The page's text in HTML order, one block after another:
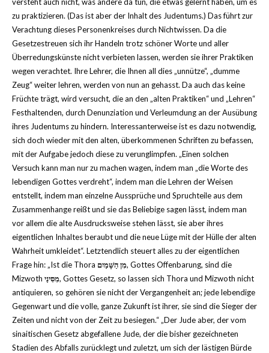
zu praktizieren. (Das ist aber der Inhalt des Judentums.) Das führt zur
Verachtung dieses Personenkreises durch Nichtwissen. Da die
Gesetzestreuen sich ihr Handeln trotz schöner Worte und aller
Überredungskünste nicht verbieten lassen, werden sie ihrer Praktiken
wegen verachtet. Ihre Lehrer, die Ihnen all dies „unnütze“, „dumme
Zeug“ weiter lehren, werden von nun an gehasst. Da auch das keine
Früchte trägt, wird versucht, die an den „alten Praktiken“ und „Lehren“
Festhaltenden, durch Denunziation und Verleumdung an der Ausübung
ihres Judentums zu hindern. Interessanterweise ist es dazu notwendig,
sich doch wieder mit den alten, überkommenen Schriften zu befassen,
mit der Aufgabe jedoch diese zu verunglimpfen. „Einen solchen
Versuch kann man nur zu machen wagen, indem man „die Worte des
lebendigen Gottes verdreht“, indem man die Lehren der Weisen
entstellt, indem man einzelne Aussprüche und Spruchteile aus dem
Zusammenhange reißt und sie das Beliebige sagen lässt, indem man
vor allem die alte Ausdrucksweise stehen lässt, sie aber ihres
eigentlichen Inhaltes beraubt und die neue Lüge mit der Hülle der alten
Wahrheit umkleidet“. Letztendlich steuert alles zu der eigentlichen
Frage hin: „Ist die Thora מִן הַשָּׁמַיִם, Gottes Offenbarung, sind die
Mizwoth מִסִּינַי, Gottes Gesetz, so lassen sich Thora und Mizwoth nicht
antiquieren, so gehören sie nicht der Vergangenheit an; jede lebendige
Gegenwart und die volle, ganze Zukunft ist ihrer, sie sind die Sieger der
Zeiten und nicht von der Zeit zu besiegen.“ „Der Jude aber, der vom
sinaitischen Gesetz abgefallene Jude, der die bisher gezeichneten
Stadien des Abfalls zurücklegt und zuletzt, um sich der lästigen Bürde